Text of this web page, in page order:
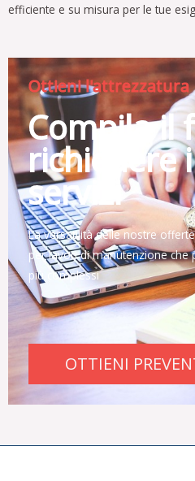
efficiente e su misura per le tue
Ottieni l'attrezzatura
Compila il
richiedere
servizi
La versatilità delle nostre
per lavori di manutenzione che
più complessi
OTTIENI